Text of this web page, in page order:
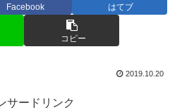
Facebook はてブ
コピー
2019.10.20
サードリンク